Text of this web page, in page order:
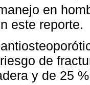
en
este reporte.
de
y de 25